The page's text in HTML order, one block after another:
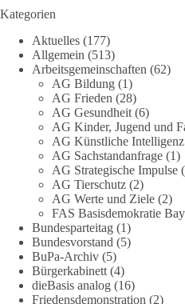
🟩🟩🟦🟦🟥🟥🟧🟧
Eine demokratische Gesellschaft
Fragen zu vermeiden. Sie lebt
und transparent zu beantworten.
dieBasis fordert deshalb weiterhin
vollständige und transparente
Ohne Denkverbote, ohne
Quellen:
https://apnews.com/
rand-paul-
https://www.tichyseinblick.de/
tagebuch-fauci-corona-impfung/
#dieBasis #Corona #Aufarbeitung
#Vertrauen
Kategorien
Aktuelles (177)
Allgemein (513)
Arbeitsgemeinschaften (62)
AG Bildung (1)
AG Frieden (28)
AG Gesundheit (6)
AG Kinder, Jugend und
AG Künstliche Intelligenz
AG Sachstandanfrage (1)
AG Strategische Impulse
AG Tierschutz (2)
AG Werte und Ziele (2)
FAS Basisdemokratie
Bundesparteitag (1)
Bundesvorstand (5)
BuPa-Archiv (5)
Bürgerkabinett (4)
dieBasis analog (16)
Friedensdemonstration (2)